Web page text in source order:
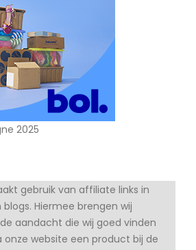
gebruik van affiliate links in
Hiermee brengen wij
aandacht die wij goed vinden
onze website een product bij de